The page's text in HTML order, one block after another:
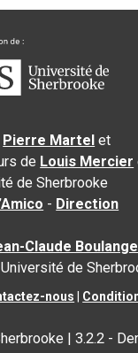
Pierre Martel et
de Louis Mercier
de Sherbrooke
- Direction
Claude
de
nous
|3.2.2 -